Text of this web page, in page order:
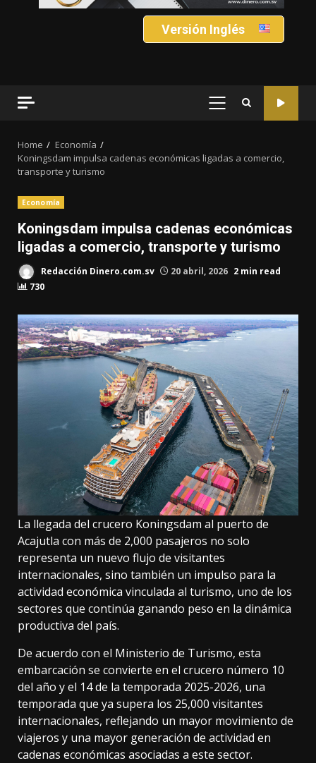
Versión Inglés
PRIMARY
Home
Economía
Koningsdam impulsa cadenas económicas ligadas a comercio,
transporte y turismo
Economía
Koningsdam impulsa cadenas económicas
ligadas a comercio, transporte y turismo
Redacción Dinero.com.sv 20 abril, 2026 2 min read
730
La llegada del crucero Koningsdam al puerto de
Acajutla con más de 2,000 pasajeros no solo
representa un nuevo flujo de visitantes
internacionales, sino también un impulso para la
actividad económica vinculada al turismo, uno de los
sectores que continúa ganando peso en la dinámica
productiva del país.
De acuerdo con el Ministerio de Turismo, esta
embarcación se convierte en el crucero número 10
del año y el 14 de la temporada 2025-2026, una
temporada que ya supera los 25,000 visitantes
internacionales, reflejando un mayor movimiento de
viajeros y una mayor generación de actividad en
cadenas económicas asociadas a este sector.